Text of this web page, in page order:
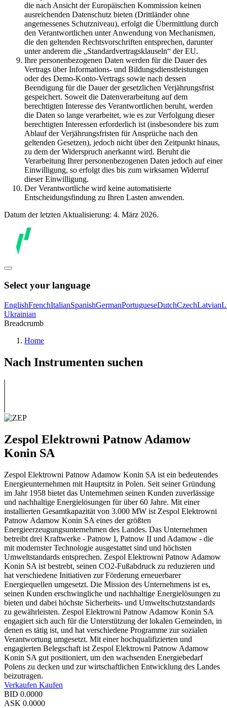
die nach Ansicht der Europäischen Kommission keinen
ausreichenden Datenschutz bieten (Drittländer ohne
angemessenes Schutzniveau), erfolgt die Übermittlung durch
den Verantwortlichen unter Anwendung von Mechanismen,
die den geltenden Rechtsvorschriften entsprechen, darunter
unter anderem die „Standardvertragsklauseln“ der EU.
Ihre personenbezogenen Daten werden für die Dauer des
Vertrags über Informations- und Bildungsdienstleistungen
oder des Demo-Konto-Vertrags sowie nach dessen
Beendigung für die Dauer der gesetzlichen Verjährungsfrist
gespeichert. Soweit die Datenverarbeitung auf dem
berechtigten Interesse des Verantwortlichen beruht, werden
die Daten so lange verarbeitet, wie es zur Verfolgung dieser
berechtigten Interessen erforderlich ist (insbesondere bis zum
Ablauf der Verjährungsfristen für Ansprüche nach den
geltenden Gesetzen), jedoch nicht über den Zeitpunkt hinaus,
zu dem der Widerspruch anerkannt wird. Beruht die
Verarbeitung Ihrer personenbezogenen Daten jedoch auf einer
Einwilligung, so erfolgt dies bis zum wirksamen Widerruf
dieser Einwilligung.
Der Verantwortliche wird keine automatisierte
Entscheidungsfindung zu Ihren Lasten anwenden.
Datum der letzten Aktualisierung: 4. März 2026.
Select your language
EnglishFrenchItalianSpanishGermanPortugueseDutchCzechLatvian
Ukrainian
Breadcrumb
Home
Nach Instrumenten suchen
Zespol Elektrowni Patnow Adamow
Konin SA
Zespol Elektrowni Patnow Adamow Konin SA ist ein bedeutendes
Energieunternehmen mit Hauptsitz in Polen. Seit seiner Gründung
im Jahr 1958 bietet das Unternehmen seinen Kunden zuverlässige
und nachhaltige Energielösungen für über 60 Jahre. Mit einer
installierten Gesamtkapazität von 3.000 MW ist Zespol Elektrowni
Patnow Adamow Konin SA eines der größten
Energieerzeugungsunternehmen des Landes. Das Unternehmen
betreibt drei Kraftwerke - Patnow I, Patnow II und Adamow - die
mit modernster Technologie ausgestattet sind und höchsten
Umweltstandards entsprechen. Zespol Elektrowni Patnow Adamow
Konin SA ist bestrebt, seinen CO2-Fußabdruck zu reduzieren und
hat verschiedene Initiativen zur Förderung erneuerbarer
Energiequellen umgesetzt. Die Mission des Unternehmens ist es,
seinen Kunden erschwingliche und nachhaltige Energielösungen zu
bieten und dabei höchste Sicherheits- und Umweltschutzstandards
zu gewährleisten. Zespol Elektrowni Patnow Adamow Konin SA
engagiert sich auch für die Unterstützung der lokalen Gemeinden, in
denen es tätig ist, und hat verschiedene Programme zur sozialen
Verantwortung umgesetzt. Mit einer hochqualifizierten und
engagierten Belegschaft ist Zespol Elektrowni Patnow Adamow
Konin SA gut positioniert, um den wachsenden Energiebedarf
Polens zu decken und zur wirtschaftlichen Entwicklung des Landes
beizutragen.
Verkaufen Kaufen
BID 0.0000
ASK 0.0000